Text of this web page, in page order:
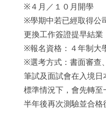
※４月／１０月開學
※學期中若已經取得公
更換工作簽證提早結業
※報名資格：４年制大
※選考方式：書面審查
筆試及面試會在入境
標準情況下，會先轉至
半年後再次測驗並合